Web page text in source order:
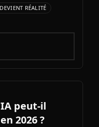
l'un des paris les
l'IA. Entre
multimodales
Grok 5
de l'intelligence
RÉALITÉ
peut-il
2026 ?